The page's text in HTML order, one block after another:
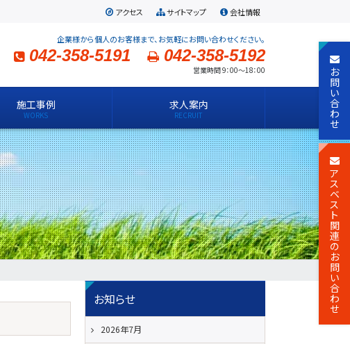
アクセス サイトマップ 会社情報
企業様から個人のお客様まで、お気軽にお問い合わせください。
042-358-5191 042-358-5192
営業時間 9：00～18：00
施工事例 求人案内
お知らせ
2026年7月
お
問
い
合
わ
せ
ア
ス
ベ
ス
ト
関
連
の
お
問
い
合
わ
せ